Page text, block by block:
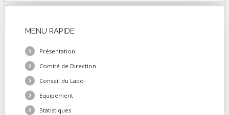
MENU RAPIDE
Présentation
Comité de Direction
Conseil du Labo
Equipement
Statistiques